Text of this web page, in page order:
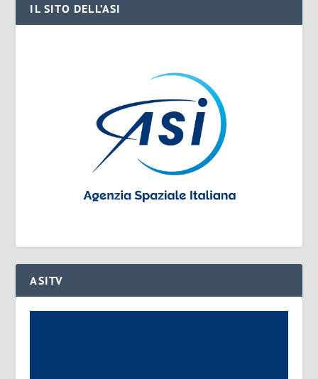
IL SITO DELL’ASI
ASITV